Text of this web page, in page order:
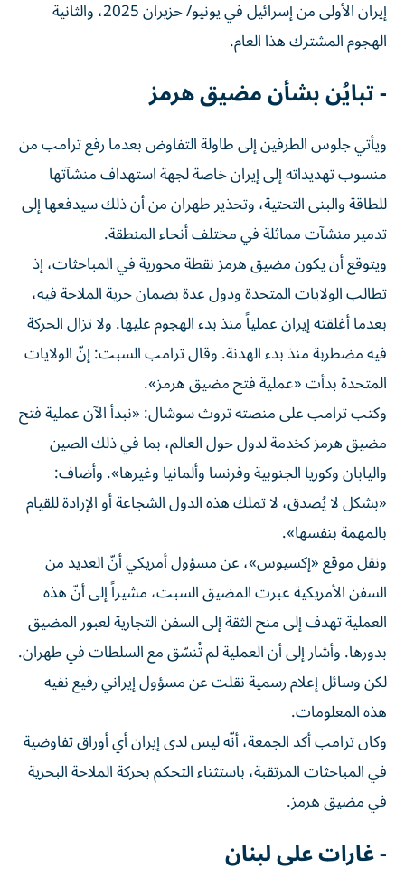
إيران الأولى من إسرائيل في يونيو/ حزيران 2025، والثانية
الهجوم المشترك هذا العام.
- تبايُن بشأن مضيق هرمز
ويأتي جلوس الطرفين إلى طاولة التفاوض بعدما رفع ترامب من
منسوب تهديداته إلى إيران خاصة لجهة استهداف منشآتها
للطاقة والبنى التحتية، وتحذير طهران من أن ذلك سيدفعها إلى
تدمير منشآت مماثلة في مختلف أنحاء المنطقة.
ويتوقع أن يكون مضيق هرمز نقطة محورية في المباحثات، إذ
تطالب الولايات المتحدة ودول عدة بضمان حرية الملاحة فيه،
بعدما أغلقته إيران عملياً منذ بدء الهجوم عليها. ولا تزال الحركة
فيه مضطربة منذ بدء الهدنة. وقال ترامب السبت: إنّ الولايات
المتحدة بدأت «عملية فتح مضيق هرمز».
وكتب ترامب على منصته تروث سوشال: «نبدأ الآن عملية فتح
مضيق هرمز كخدمة لدول حول العالم، بما في ذلك الصين
واليابان وكوريا الجنوبية وفرنسا وألمانيا وغيرها». وأضاف:
«بشكل لا يُصدق، لا تملك هذه الدول الشجاعة أو الإرادة للقيام
بالمهمة بنفسها».
ونقل موقع «إكسيوس»، عن مسؤول أمريكي أنّ العديد من
السفن الأمريكية عبرت المضيق السبت، مشيراً إلى أنّ هذه
العملية تهدف إلى منح الثقة إلى السفن التجارية لعبور المضيق
بدورها. وأشار إلى أن العملية لم تُنسّق مع السلطات في طهران.
لكن وسائل إعلام رسمية نقلت عن مسؤول إيراني رفيع نفيه
هذه المعلومات.
وكان ترامب أكد الجمعة، أنّه ليس لدى إيران أي أوراق تفاوضية
في المباحثات المرتقبة، باستثناء التحكم بحركة الملاحة البحرية
في مضيق هرمز.
- غارات على لبنان